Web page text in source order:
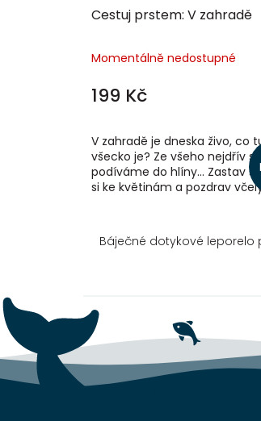
Cestuj prstem: V zahradě
Momentálně nedostupné
199 Kč
V zahradě je dneska živo, co
všecko je? Ze všeho nejdřív se
podíváme do hlíny... Zastav
si ke květinám a pozdrav včely
Báječné dotykové